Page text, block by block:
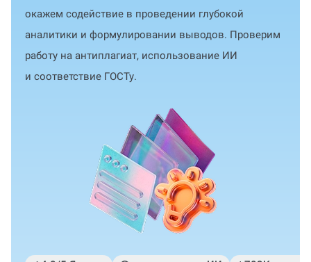
окажем содействие в проведении глубокой
аналитики и формулировании выводов. Проверим
работу на антиплагиат, использование ИИ
и соответствие ГОСТу.